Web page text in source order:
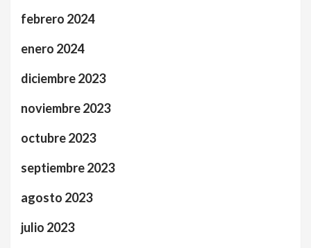
febrero 2024
enero 2024
diciembre 2023
noviembre 2023
octubre 2023
septiembre 2023
agosto 2023
julio 2023